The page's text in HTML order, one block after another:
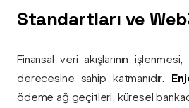
Standartları ve
Finansal veri akışlarının
derecesine sahip katmanıdır.
ödeme ağ geçitleri, küresel